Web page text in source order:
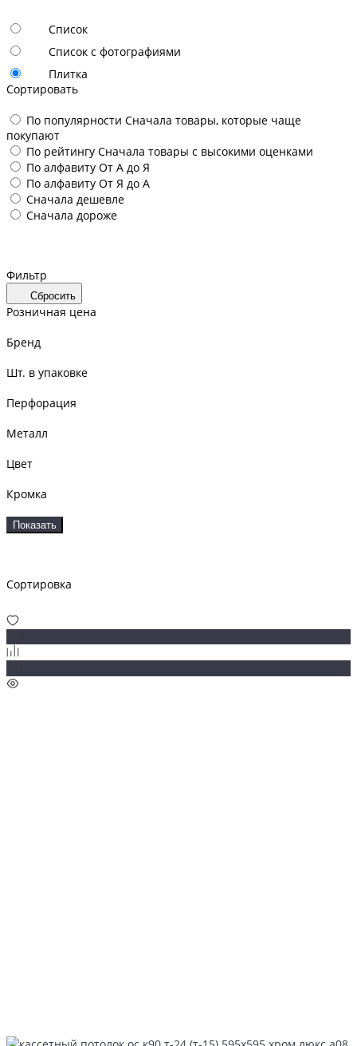
Список
Список с фотографиями
Плитка
Сортировать
По популярности Сначала товары, которые чаще
покупают
По рейтингу Сначала товары с высокими оценками
По алфавиту От А до Я
По алфавиту От Я до А
Сначала дешевле
Сначала дороже
Фильтр
Сбросить
Розничная цена
Бренд
Шт. в упаковке
Перфорация
Металл
Цвет
Кромка
Показать
Сортировка